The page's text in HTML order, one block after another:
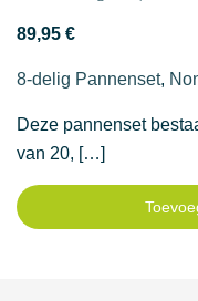
89,95 €
8-delig Pannenset,
Deze pannenset
van 20, […]